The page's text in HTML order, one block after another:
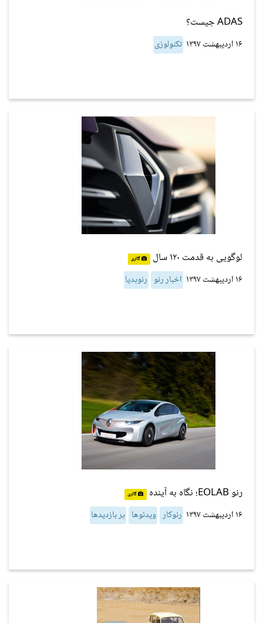
ADAS چیست؟
۱۶ اردیبهشت ۱۳۹۷ تکنولوژی
لوگویی به قدمت ۱۲۰ سال گالری
۱۶ اردیبهشت ۱۳۹۷ اخبار رنو رنوپدیا
رنو EOLAB؛ نگاه به آینده گالری
۱۶ اردیبهشت ۱۳۹۷ رنوکار ویدئوها پر بازدیدها